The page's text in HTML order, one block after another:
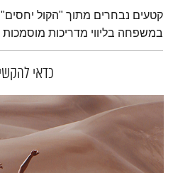
תמצית הפודקאסט
קטעים נבחרים מתוך "הקול יחסים"
במשפחה בליווי מדריכות
כדאי